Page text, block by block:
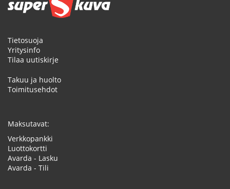
Tietosuoja
Yritysinfo
Tilaa uutiskirje
Takuu ja huolto
Toimitusehdot
Maksutavat:
Verkkopankki
Luottokortti
Avarda - Lasku
Avarda - Tili